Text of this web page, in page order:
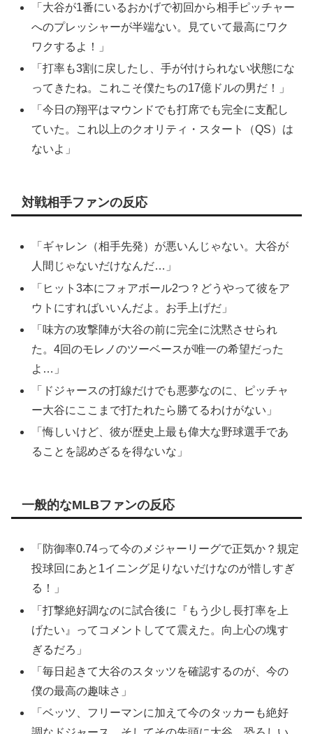
「大谷が1番にいるおかげで初回から相手ピッチャー
へのプレッシャーが半端ない。見ていて最高にワク
ワクするよ！」
「打率も3割に戻したし、手が付けられない状態にな
ってきたね。これこそ僕たちの17億ドルの男だ！」
「今日の翔平はマウンドでも打席でも完全に支配し
ていた。これ以上のクオリティ・スタート（QS）は
ないよ」
対戦相手ファンの反応
「ギャレン（相手先発）が悪いんじゃない。大谷が
人間じゃないだけなんだ…」
「ヒット3本にフォアボール2つ？どうやって彼をア
ウトにすればいいんだよ。お手上げだ」
「味方の攻撃陣が大谷の前に完全に沈黙させられ
た。4回のモレノのツーベースが唯一の希望だった
よ…」
「ドジャースの打線だけでも悪夢なのに、ピッチャ
ー大谷にここまで打たれたら勝てるわけがない」
「悔しいけど、彼が歴史上最も偉大な野球選手であ
ることを認めざるを得ないな」
一般的なMLBファンの反応
「防御率0.74って今のメジャーリーグで正気か？規定
投球回にあと1イニング足りないだけなのが惜しすぎ
る！」
「打撃絶好調なのに試合後に『もう少し長打率を上
げたい』ってコメントしてて震えた。向上心の塊す
ぎるだろ」
「毎日起きて大谷のスタッツを確認するのが、今の
僕の最高の趣味さ」
「ベッツ、フリーマンに加えて今のタッカーも絶好